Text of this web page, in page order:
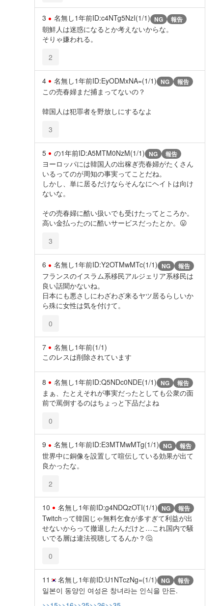
3 名無し1年前ID:c4NTg5NzI(1/1) NG 報告
朝鮮人は迷惑になるとか考えないからな。
そりゃ嫌われる。
2
4 名無し1年前ID:EyODMxNA=(1/1) NG 報告
この売春婦まだ捕まってないの？
韓国人は犯罪者を野放しにするなよ
3
5 の1年前ID:A5MTM0NzM(1/1) NG 報告
ヨーロッパには韓国人の出稼ぎ売春婦がたくさん
いるってのが周知の事実ってことだね。
しかし、単に居るだけならそんなにヘイトは向け
ないな。
その売春婦に酷い扱いでも受けたってところか。
高い金払ったのに酷いサービスだったとか。😛
3
6 名無し1年前ID:Y2OTMwMTc(1/1) NG 報告
フランスのイスラム系移民アルジェリア系移民は
良い話聞かないね。
日本にも悪さしにわざわざ来るヤツ居るらしいか
ら殊に女性は気を付けて。
0
7 名無し1年前(1/1)
このレスは削除されています
8 名無し1年前ID:Q5NDc0NDE(1/1) NG 報告
まぁ、たとえそれが事実だったとしても公衆の面
前で罵倒するのはちょっと下品だよね
0
9 名無し1年前ID:E3MTMwMTg(1/1) NG 報告
世界中に銅像を設置して喧伝している効果が出て
良かったな。
2
10 名無し1年前ID:g4NDQzOTI(1/1) NG 報告
Twitchって韓国じゃ無料乞食が多すぎて利益が出
せないからって撤退したんだけと…これ国内で騒
いでる層は違法視聴してるんか？🤔
0
11 名無し1年前ID:U1NTczNg=(1/1) NG 報告
일본이 동양인 여성은 창녀라는 인식을 만든.